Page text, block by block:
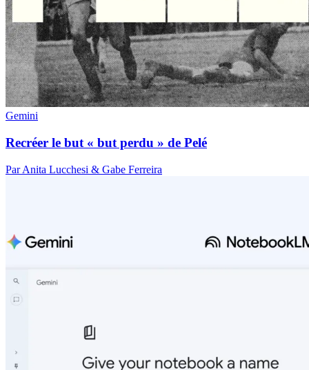
Gemini
Recréer le but « but perdu » de Pelé
Par Anita Lucchesi & Gabe Ferreira